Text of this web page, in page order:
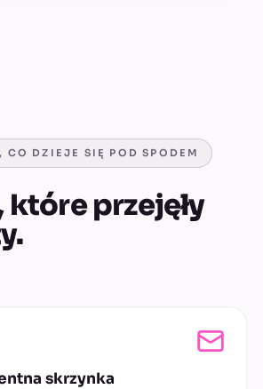
DZIEJE SIĘ POD SPODEM
które przejęły
skrzynka